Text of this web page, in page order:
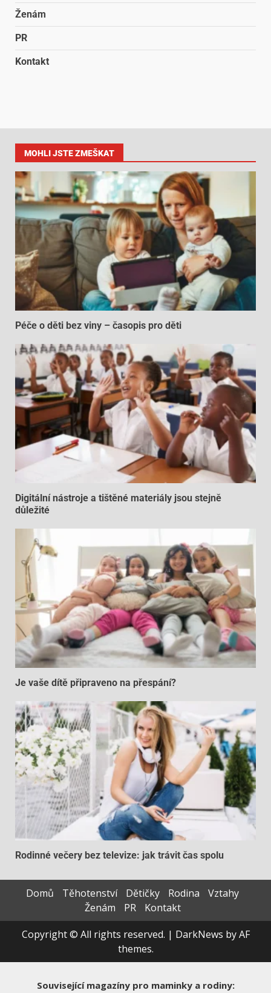
Ženám
PR
Kontakt
MOHLI JSTE ZMEŠKAT
Péče o děti bez viny – časopis pro děti
Digitální nástroje a tištěné materiály jsou stejně
důležité
Je vaše dítě připraveno na přespání?
Rodinné večery bez televize: jak trávit čas spolu
Domů Těhotenství Dětičky Rodina
Vztahy
Ženám
PR
Kontakt
Copyright © All rights reserved. | DarkNews by AF
themes.
Související magazíny pro maminky a rodiny: